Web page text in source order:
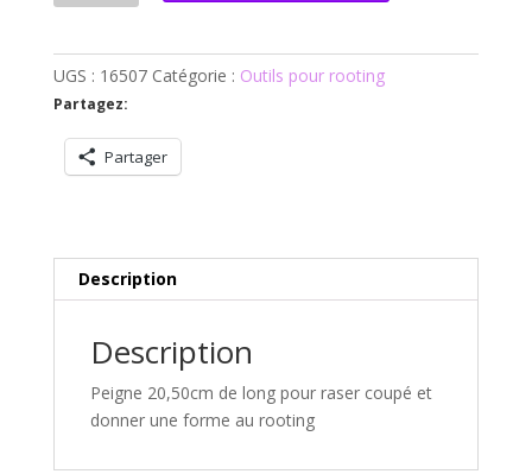
UGS : 16507 Catégorie : Outils pour rooting
Partagez:
Partager
Description
Description
Peigne 20,50cm de long pour raser coupé et
donner une forme au rooting